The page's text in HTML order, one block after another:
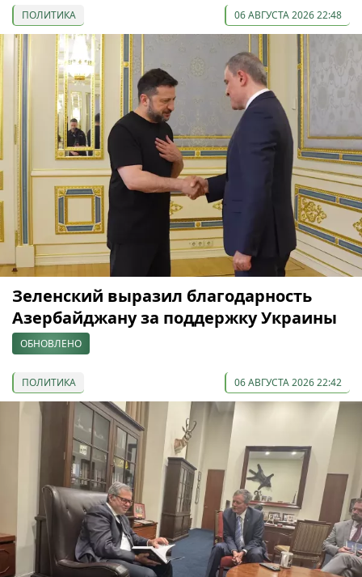
ПОЛИТИКА 06 АВГУСТА 2026 22:48
Зеленский выразил благодарность
Азербайджану за поддержку Украины
ОБНОВЛЕНО
ПОЛИТИКА 06 АВГУСТА 2026 22:42